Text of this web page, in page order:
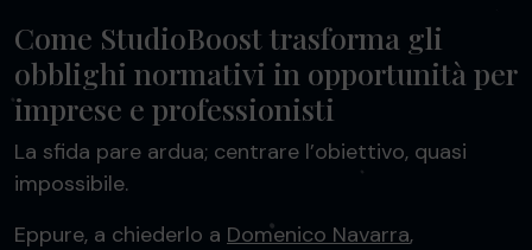
Come StudioBoost trasforma gli
obblighi normativi in opportunità per
imprese e professionisti
La sfida pare ardua; centrare l’obiettivo, quasi
impossibile.
Eppure, a chiederlo a Domenico Navarra,